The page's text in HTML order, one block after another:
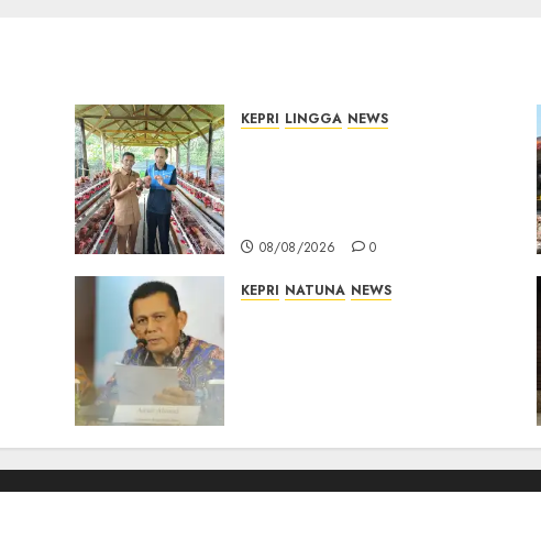
KEPRI LINGGA NEWS
08/08/2026 0
KEPRI NATUNA NEWS
07/08/2026 0